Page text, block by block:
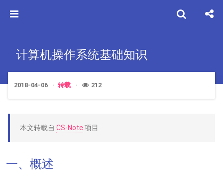
计算机操作系统基础知识
2018-04-06 转载 212
本文转载自 CS-Note项目
一、概述